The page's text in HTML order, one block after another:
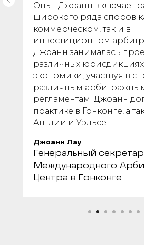
Опыт Джоанн включает
широкого ряда споров
коммерческом, так и в
инвестиционном
Джоанн занималась
различных юрисдикциях
экономики, участвуя в
различным
регламентам. Джоанн
практике в Гонконге, а
Англии и Уэльсе
Джоанн Лау
Генеральный
Международного
Центра в Гонконге